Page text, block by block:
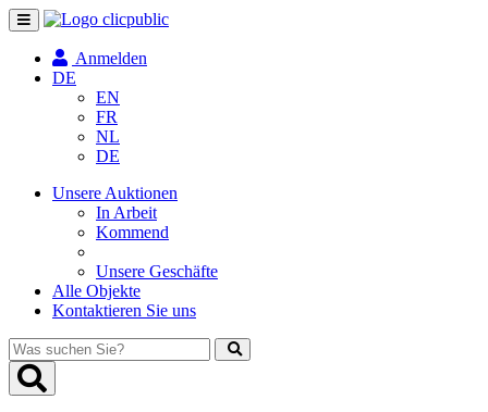
Navigation
umschalten
Anmelden
DE
EN
FR
NL
DE
Unsere Auktionen
In Arbeit
Kommend
Unsere Geschäfte
Alle Objekte
Kontaktieren Sie uns
Was
suchen
Sie?